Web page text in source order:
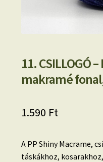
11. CSILLOGÓ
makramé
1.590 Ft
A PP Shiny Macrame,
táskákhoz,